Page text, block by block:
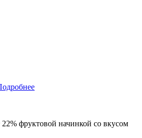
фруктовой начинкой со вкусом